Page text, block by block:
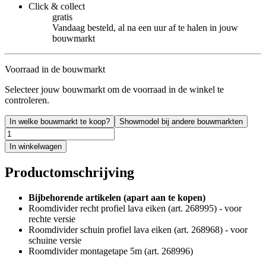
Click & collect
gratis
Vandaag besteld, al na een uur af te halen in jouw
bouwmarkt
Voorraad in de bouwmarkt
Selecteer jouw bouwmarkt om de voorraad in de winkel te
controleren.
In welke bouwmarkt te koop? Showmodel bij andere bouwmarkten
In winkelwagen
Productomschrijving
Bijbehorende artikelen (apart aan te kopen)
Roomdivider recht profiel lava eiken (art. 268995) - voor
rechte versie
Roomdivider schuin profiel lava eiken (art. 268968) - voor
schuine versie
Roomdivider montagetape 5m (art. 268996)